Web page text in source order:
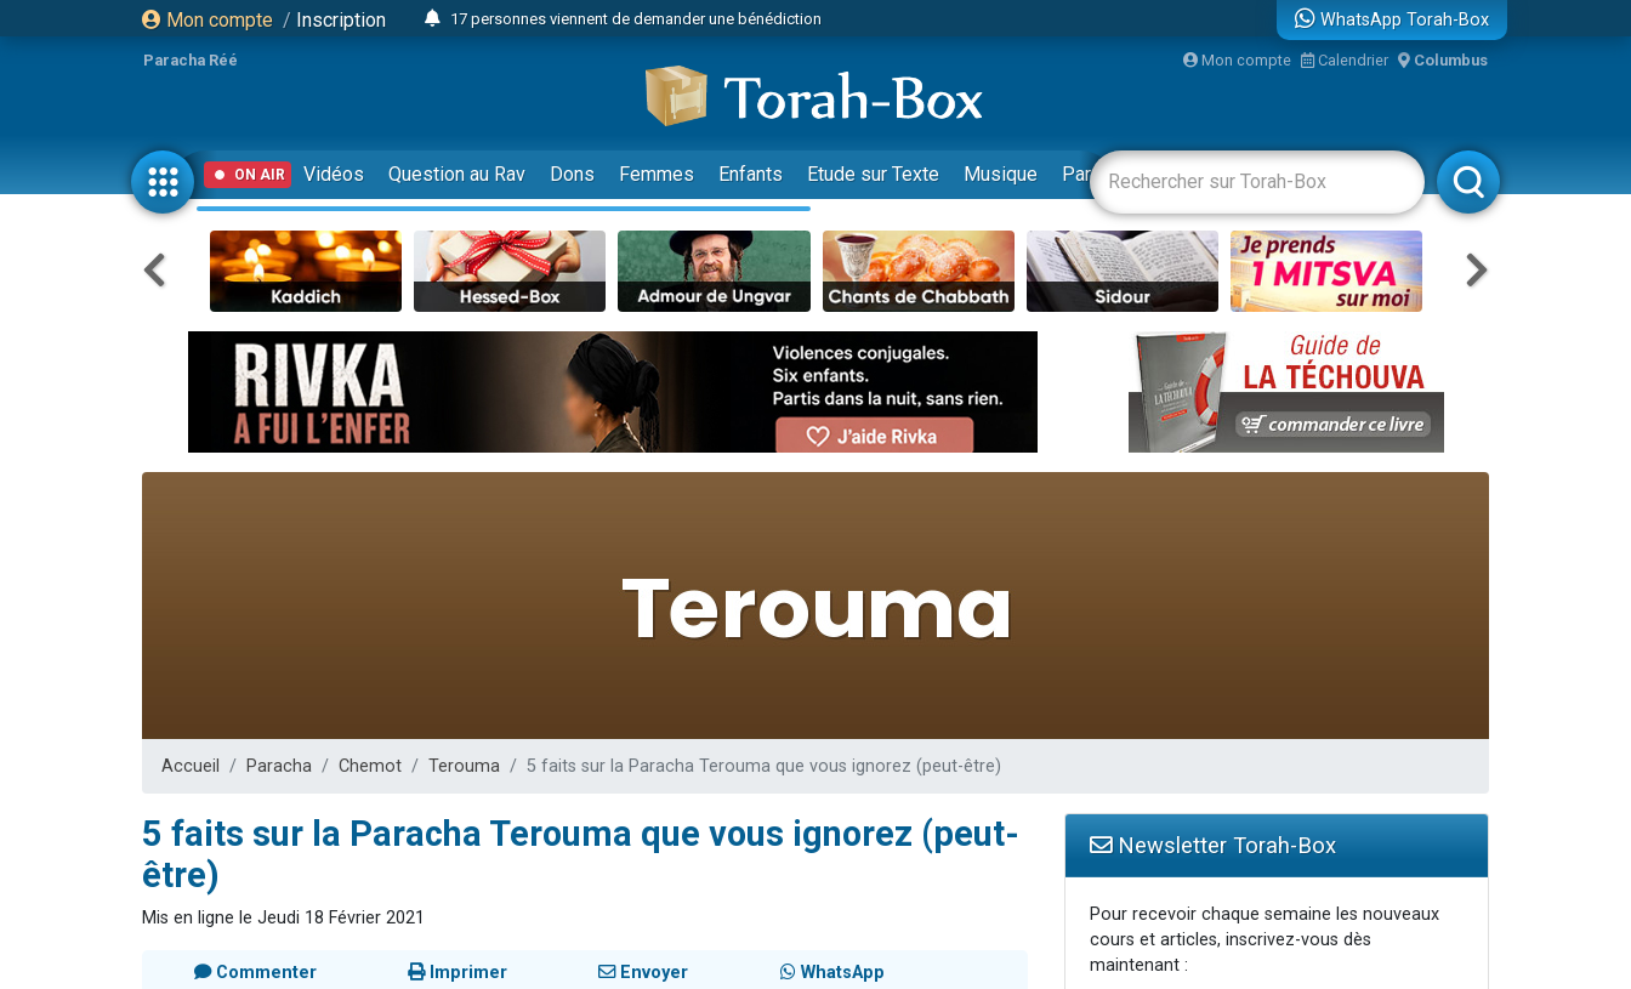
Mon compte / Inscription
17 personnes viennent de demander une bénédiction
Il reste 49 places pour étudier en groupe sur Zoom
23 personnes viennent de faire un don pour Diane, 80 ans, dans un appartement insalubre
Eva vient de donner son Maasser
4 personnes viennent de nous rejoindre sur WhatsApp
3 personnes viennent de nous rejoindre sur WhatsApp
3 personnes viennent de faire un don pour 5 jours de vacances aux Orphelins
Odaya vient de donner son Maasser
13 personnes viennent de demander une bénédiction
2 personnes viennent de nous rejoindre sur WhatsApp
30 personnes viennent de faire un don pour Sauvez la jambe de Yohan
12 nouvelles musiques dans Torah-Box Music
2 nouvelles musiques dans Torah-Box Music
3 personnes viennent de nous rejoindre sur WhatsApp
WhatsApp Torah-Box
Paracha Réé Mon compte Calendrier Columbus
ON AIR Vidéos Question au Rav Dons Femmes Enfants Etude sur Texte Musique Paracha Divertissements Livres Rabbanim
Accueil Paracha Chemot Terouma 5 faits sur la Paracha Terouma que vous ignorez (peut-être)
5 faits sur la Paracha Terouma que vous ignorez (peut-
être)
Mis en ligne le Jeudi 18 Février 2021
Commenter Imprimer Envoyer WhatsApp
Newsletter Torah-Box
Pour recevoir chaque semaine les nouveaux
cours et articles, inscrivez-vous dès
maintenant :